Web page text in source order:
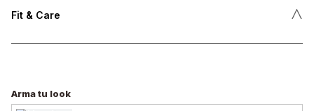
Fit & Care ˄
Arma tu look